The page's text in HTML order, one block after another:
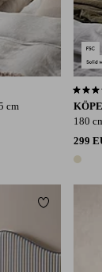
cm
180
299
1 väri
3,9
Lisää